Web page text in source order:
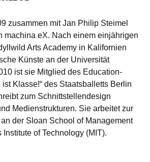
zusammen mit Jan Philip Steimel
machina eX. Nach einem einjährigen
Arts Academy in Kalifornien
Künste an der Universität
ist sie Mitglied des Education-
ist Klasse!“ des Staatsballetts Berlin
zum Schnittstellendesign
Medienstrukturen. Sie arbeitet zur
der Sloan School of Management
of Technology (MIT).